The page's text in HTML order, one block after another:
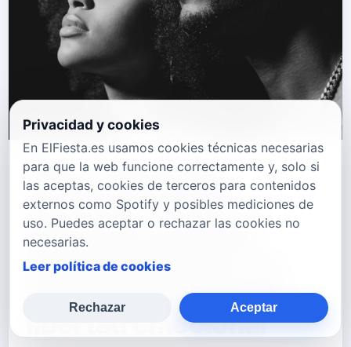
Raye & Marlowe
estrenan “FREE”, el
dueto de soul más
personal del dúo, un
viaje interior hacia la
libertad emocional
Privacidad y cookies
En ElFiesta.es usamos cookies técnicas necesarias
para que la web funcione correctamente y, solo si
las aceptas, cookies de terceros para contenidos
externos como Spotify y posibles mediciones de
uso. Puedes aceptar o rechazar las cookies no
necesarias.
Leer política de cookies
Rechazar Aceptar